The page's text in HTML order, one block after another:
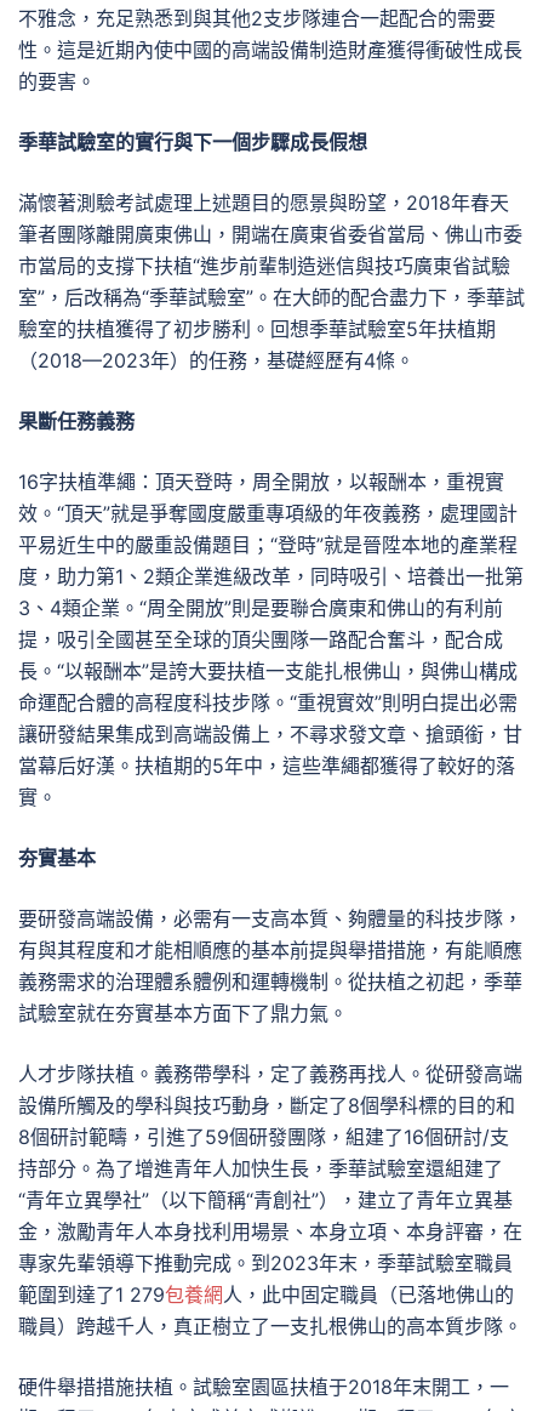
不雅念，充足熟悉到與其他2支步隊連合一起配合的需要
性。這是近期內使中國的高端設備制造財產獲得衝破性成長
的要害。
季華試驗室的實行與下一個步驟成長假想
滿懷著測驗考試處理上述題目的愿景與盼望，2018年春天
筆者團隊離開廣東佛山，開端在廣東省委省當局、佛山市委
市當局的支撐下扶植“進步前輩制造迷信與技巧廣東省試驗
室”，后改稱為“季華試驗室”。在大師的配合盡力下，季華試
驗室的扶植獲得了初步勝利。回想季華試驗室5年扶植期
（2018—2023年）的任務，基礎經歷有4條。
果斷任務義務
16字扶植準繩：頂天登時，周全開放，以報酬本，重視實
效。“頂天”就是爭奪國度嚴重專項級的年夜義務，處理國計
平易近生中的嚴重設備題目；“登時”就是晉陞本地的產業程
度，助力第1、2類企業進級改革，同時吸引、培養出一批第
3、4類企業。“周全開放”則是要聯合廣東和佛山的有利前
提，吸引全國甚至全球的頂尖團隊一路配合奮斗，配合成
長。“以報酬本”是誇大要扶植一支能扎根佛山，與佛山構成
命運配合體的高程度科技步隊。“重視實效”則明白提出必需
讓研發結果集成到高端設備上，不尋求發文章、搶頭銜，甘
當幕后好漢。扶植期的5年中，這些準繩都獲得了較好的落
實。
夯實基本
要研發高端設備，必需有一支高本質、夠體量的科技步隊，
有與其程度和才能相順應的基本前提與舉措措施，有能順應
義務需求的治理體系體例和運轉機制。從扶植之初起，季華
試驗室就在夯實基本方面下了鼎力氣。
人才步隊扶植。義務帶學科，定了義務再找人。從研發高端
設備所觸及的學科與技巧動身，斷定了8個學科標的目的和
8個研討範疇，引進了59個研發團隊，組建了16個研討/支
持部分。為了增進青年人加快生長，季華試驗室還組建了
“青年立異學社”（以下簡稱“青創社”），建立了青年立異基
金，激勵青年人本身找利用場景、本身立項、本身評審，在
專家先輩領導下推動完成。到2023年末，季華試驗室職員
範圍到達了1 279包養網人，此中固定職員（已落地佛山的
職員）跨越千人，真正樹立了一支扎根佛山的高本質步隊。
硬件舉措措施扶植。試驗室園區扶植于2018年末開工，一